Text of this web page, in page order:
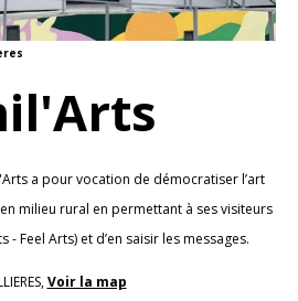
a pour vocation de démocratiser l’art
milieu rural en permettant à ses visiteurs
- Feel Arts) et d’en saisir les messages.
Voir la map